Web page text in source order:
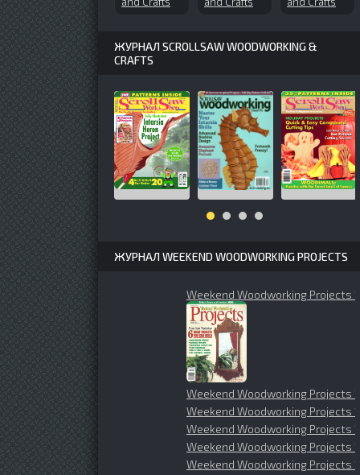
Patterns
ЖУРНАЛ SCROLLSAW WOODWORKING &
CRAFTS
ЖУРНАЛ WEEKEND WOODWORKING PROJECTS
Weekend Woodworking Projects
Weekend Woodworking Projects
Weekend Woodworking Projects
Weekend Woodworking Projects
Weekend Woodworking Projects
Weekend Woodworking Projects